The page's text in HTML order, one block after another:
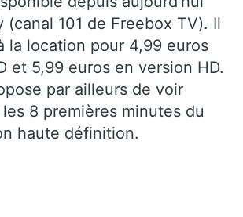
(canal 101 de Freebox TV). Il
la location pour 4,99 euros
et 5,99 euros en version HD.
par ailleurs de voir
8 premières minutes du
haute définition.